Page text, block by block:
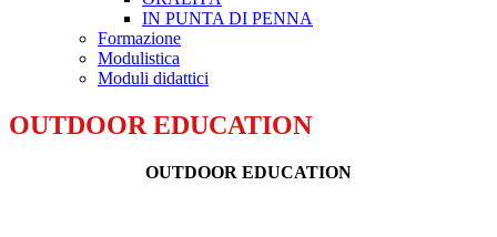
IN PUNTA DI PENNA
Formazione
Modulistica
Moduli didattici
OUTDOOR EDUCATION
OUTDOOR EDUCATION